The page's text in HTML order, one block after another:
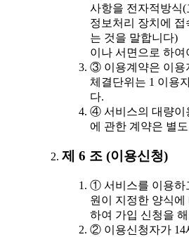
사항을 전자적방식
정보처리 장치에
는 것을 말합니다)
이나 서면으로 하여
③ 이용계약은 이용
체결단위는 1 이용
다.
④ 서비스의 대량이
에 관한 계약은 별
제 6 조 (이용신청)
① 서비스를 이용하
원이 지정한 양식
하여 가입 신청을
② 이용신청자가 14